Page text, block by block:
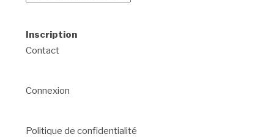
Inscription
Contact
Connexion
Politique de confidentialité